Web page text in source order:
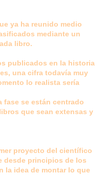
ya ha reunido medio
mediante un
libro.
publicados en la historia
una cifra todavía muy
lo realista sería
fase se están centrado
que sean extensas y
proyecto del científico
desde principios de los
la idea de montar lo que